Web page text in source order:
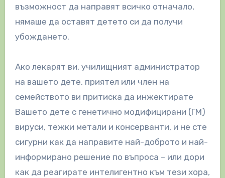
възможност да направят всичко отначало,
нямаше да оставят детето си да получи
убождането.
Ако лекарят ви, училищният администратор
на вашето дете, приятел или член на
семейството ви притиска да инжектирате
Вашето дете с генетично модифицирани (ГМ)
вируси, тежки метали и консерванти, и не сте
сигурни как да направите най-доброто и най-
информирано решение по въпроса – или дори
как да реагирате интелигентно към тези хора,